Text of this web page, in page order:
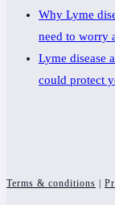
Why Lyme
need to worry
Lyme disease
could protect
Terms & conditions |